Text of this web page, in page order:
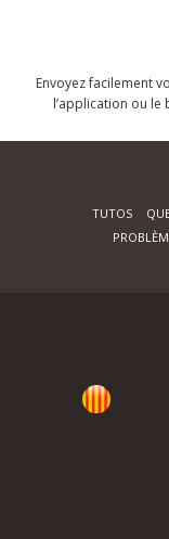
Envoyez facilement
l’application ou
TUTOS